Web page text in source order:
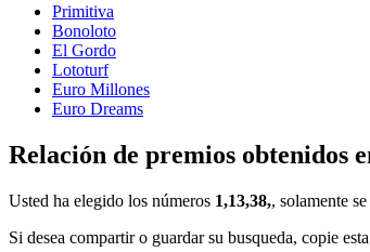
Primitiva
Bonoloto
El Gordo
Lototurf
Euro Millones
Euro Dreams
Relación de premios obtenidos
Usted ha elegido los números 1,13,38,, solamente
Si desea compartir o guardar su busqueda, copie